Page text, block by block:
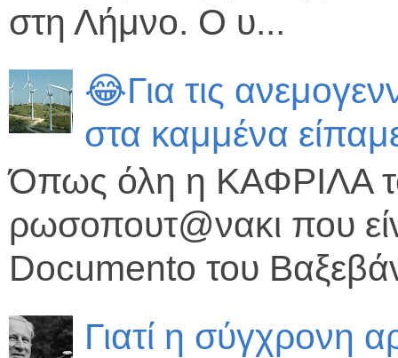
στη Λήμνο. Ο υ...
😂Για τις
στα καμμένα
Όπως όλη η ΚΑΦΡΙΛΑ
ρωσοπουτ@νακι που
Documento του
Γιατί η σύγχρονη